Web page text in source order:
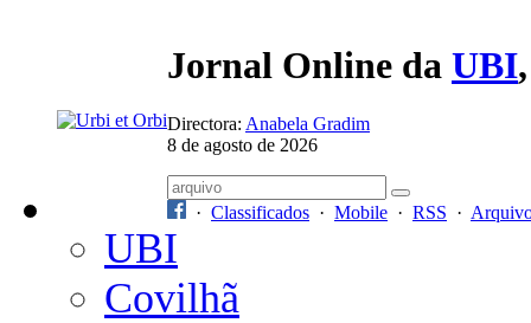
Jornal Online da UBI
Directora: Anabela Gradim
8 de agosto de 2026
· Classificados · Mobile · RSS ·
UBI
Covilhã